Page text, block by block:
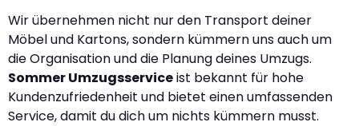
Wir übernehmen nicht nur den Transport deiner
Möbel und Kartons, sondern kümmern uns auch um
die Organisation und die Planung deines Umzugs.
Sommer Umzugsserviceist bekannt für hohe
Kundenzufriedenheit und bietet einen umfassenden
Service, damit du dich um nichts kümmern musst.